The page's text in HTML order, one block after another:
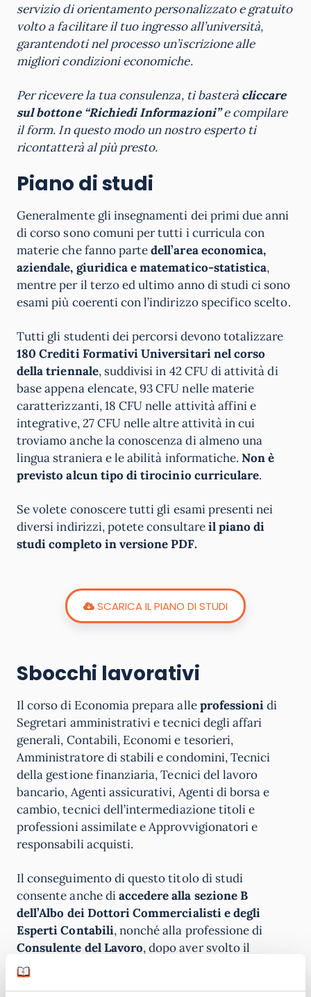
servizio di orientamento personalizzato e gratuito
volto a facilitare il tuo ingresso all’università,
garantendoti nel processo un’iscrizione alle
migliori condizioni economiche.
Per ricevere la tua consulenza, ti basterà cliccare
sul bottone “Richiedi Informazioni”e compilare
il form. In questo modo un nostro esperto ti
ricontatterà al più presto.
Piano di studi
Generalmente gli insegnamenti dei primi due anni
di corso sono comuni per tutti i curricula con
materie che fanno partedell’area economica,
aziendale, giuridica e matematico-statistica,
mentre per il terzo ed ultimo anno di studi ci sono
esami più coerenti con l’indirizzo specifico scelto.
Tutti gli studenti dei percorsi devono totalizzare
180 Crediti Formativi Universitari nel corso
della triennale, suddivisi in 42 CFU di attività di
base appena elencate, 93 CFU nelle materie
caratterizzanti, 18 CFU nelle attività affini e
integrative, 27 CFU nelle altre attività in cui
troviamo anche la conoscenza di almeno una
lingua straniera e le abilità informatiche.Non è
previsto alcun tipo di tirocinio curriculare.
Se volete conoscere tutti gli esami presenti nei
diversi indirizzi, potete consultareil piano di
studi completo in versione PDF.
SCARICA IL PIANO DI STUDI
Sbocchi lavorativi
Il corso di Economia prepara alleprofessionidi
Segretari amministrativi e tecnici degli affari
generali, Contabili, Economi e tesorieri,
Amministratore di stabili e condomini, Tecnici
della gestione finanziaria, Tecnici del lavoro
bancario, Agenti assicurativi, Agenti di borsa e
cambio, tecnici dell’intermediazione titoli e
professioni assimilate e Approvvigionatori e
responsabili acquisti.
Il conseguimento di questo titolo di studi
consente anche diaccedere alla sezione B
dell’Albo dei Dottori Commercialisti e degli
Esperti Contabili, nonché alla professione di
Consulente del Lavoro, dopo aver svolto il
periodo di praticantato previsto dalla normativa e
aver superato l’esame di Stato per l’abilitazione